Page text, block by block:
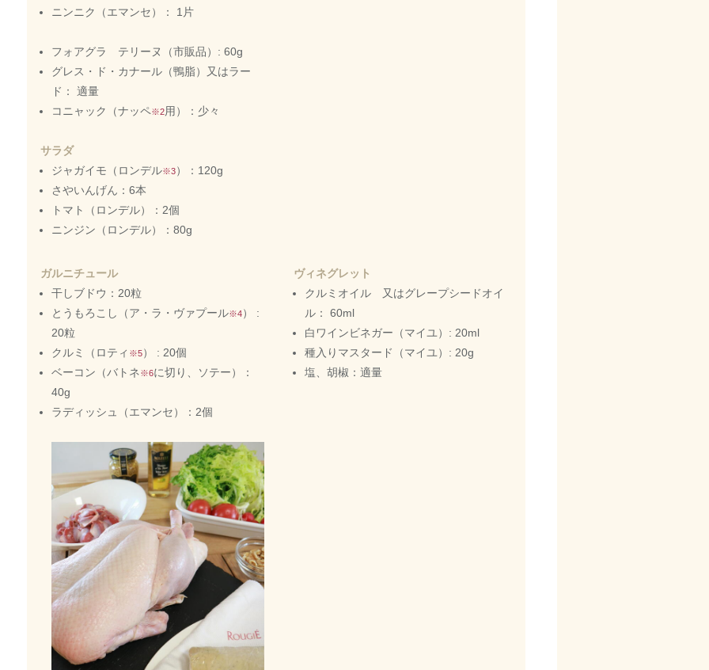
ニンニク（エマンセ）： 1片
フォアグラ テリーヌ（市販品）: 60g
グレス・ド・カナール（鴨脂）又はラー
ド： 適量
コニャック（ナッペ※2用）：少々
サラダ
ジャガイモ（ロンデル※3）：120g
さやいんげん：6本
トマト（ロンデル）：2個
ニンジン（ロンデル）：80g
ガルニチュール
干しブドウ：20粒
とうもろこし（ア・ラ・ヴァプール※4） :
20粒
クルミ（ロティ ※5） : 20個
ベーコン（バトネ※6に切り、ソテー）：
40g
ラディッシュ（エマンセ）：2個
ヴィネグレット
クルミオイル 又はグレープシードオイ
ル： 60ml
白ワインビネガー（マイユ）: 20ml
種入りマスタード（マイユ）: 20g
塩、胡椒：適量